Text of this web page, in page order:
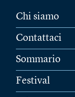
Chi siamo
Contattaci
Sommario
Festival